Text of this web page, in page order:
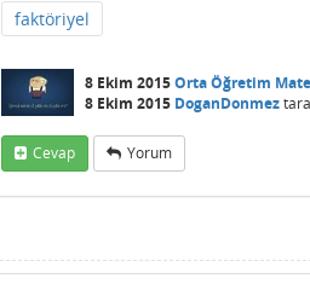
faktöriyel
8 Ekim 2015Orta Öğretim
8 Ekim 2015 DoganDonmez
Cevap Yorum